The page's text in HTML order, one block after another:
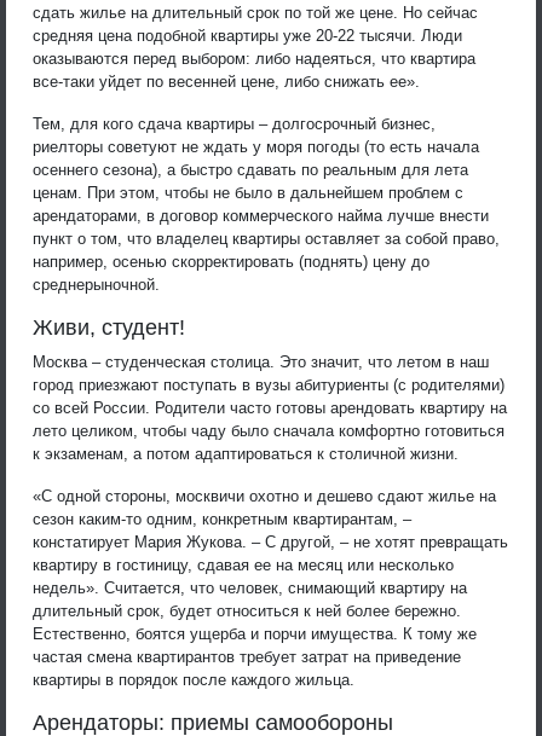
сдать жилье на длительный срок по той же цене. Но сейчас
средняя цена подобной квартиры уже 20-22 тысячи. Люди
оказываются перед выбором: либо надеяться, что квартира
все-таки уйдет по весенней цене, либо снижать ее».
Тем, для кого сдача квартиры – долгосрочный бизнес,
риелторы советуют не ждать у моря погоды (то есть начала
осеннего сезона), а быстро сдавать по реальным для лета
ценам. При этом, чтобы не было в дальнейшем проблем с
арендаторами, в договор коммерческого найма лучше внести
пункт о том, что владелец квартиры оставляет за собой право,
например, осенью скорректировать (поднять) цену до
среднерыночной.
Живи, студент!
Москва – студенческая столица. Это значит, что летом в наш
город приезжают поступать в вузы абитуриенты (с родителями)
со всей России. Родители часто готовы арендовать квартиру на
лето целиком, чтобы чаду было сначала комфортно готовиться
к экзаменам, а потом адаптироваться к столичной жизни.
«С одной стороны, москвичи охотно и дешево сдают жилье на
сезон каким-то одним, конкретным квартирантам, –
констатирует Мария Жукова. – С другой, – не хотят превращать
квартиру в гостиницу, сдавая ее на месяц или несколько
недель». Считается, что человек, снимающий квартиру на
длительный срок, будет относиться к ней более бережно.
Естественно, боятся ущерба и порчи имущества. К тому же
частая смена квартирантов требует затрат на приведение
квартиры в порядок после каждого жильца.
Арендаторы: приемы самообороны